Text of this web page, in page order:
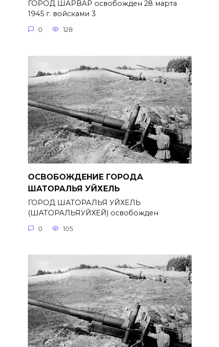
ГОРОД ШАРВАР освобожден 28 марта
1945 г. войсками 3
0 128
ОСВОБОЖДЕНИЕ ГОРОДА
ШАТОРАЛЬЯ УЙХЕЛЬ
ГОРОД ШАТОРАЛЬЯ УЙХЕЛЬ
(ШАТОРАЛЬЯУЙХЕЙ) освобожден
0 105